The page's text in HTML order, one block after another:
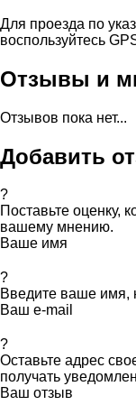
Для проезда по
воспользуйтесь
Отзывы и
Отзывов пока нет...
Добавить
?
Поставьте оценку,
вашему мнению.
Ваше имя
?
Введите ваше имя,
Ваш e-mail
?
Оставьте адрес
получать
Ваш отзыв